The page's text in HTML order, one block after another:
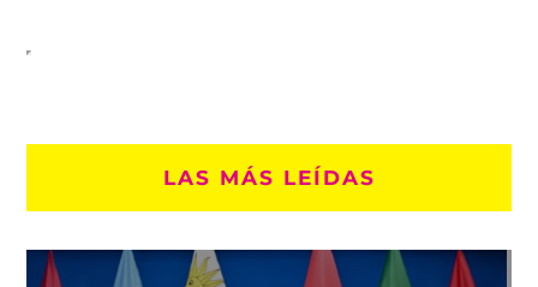
LAS MÁS LEÍDAS